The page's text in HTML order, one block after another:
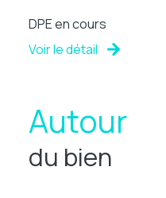
DPE en cours
Voir le détail
Autour
du bien